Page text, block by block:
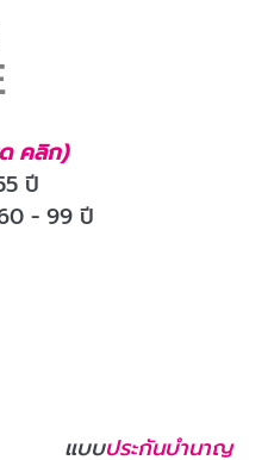
คลิก)
ปี
- 99 ปี
แบบประกันบำนาญ